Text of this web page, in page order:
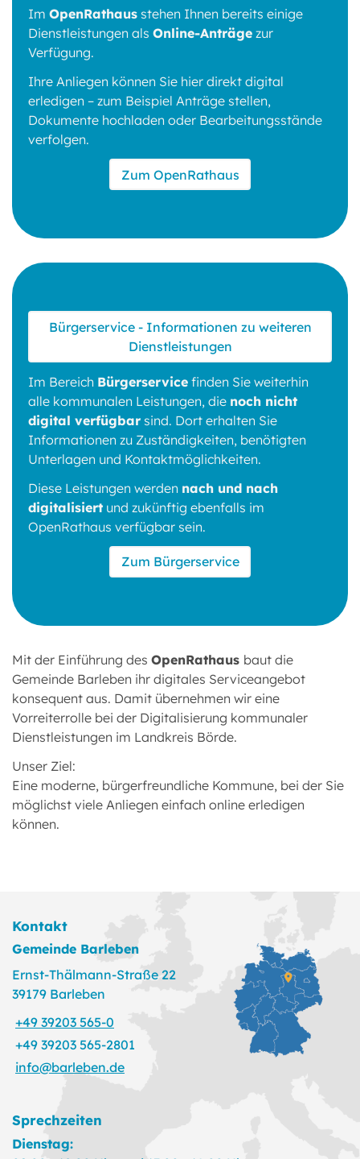
Im OpenRathaus stehen Ihnen bereits einige
Dienstleistungen als Online-Anträge zur
Verfügung.
Ihre Anliegen können Sie hier direkt digital
erledigen – zum Beispiel Anträge stellen,
Dokumente hochladen oder Bearbeitungsstände
verfolgen.
Zum OpenRathaus
Bürgerservice - Informationen zu weiteren
Dienstleistungen
Im Bereich Bürgerservice finden Sie weiterhin
alle kommunalen Leistungen, die noch nicht
digital verfügbar sind. Dort erhalten Sie
Informationen zu Zuständigkeiten, benötigten
Unterlagen und Kontaktmöglichkeiten.
Diese Leistungen werden nach und nach
digitalisiert und zukünftig ebenfalls im
OpenRathaus verfügbar sein.
Zum Bürgerservice
Mit der Einführung des OpenRathaus baut die
Gemeinde Barleben ihr digitales Serviceangebot
konsequent aus. Damit übernehmen wir eine
Vorreiterrolle bei der Digitalisierung kommunaler
Dienstleistungen im Landkreis Börde.
Unser Ziel:
Eine moderne, bürgerfreundliche Kommune, bei der Sie
möglichst viele Anliegen einfach online erledigen
können.
Kontakt
Gemeinde Barleben
Ernst-Thälmann-Straße 22
39179 Barleben
+49 39203 565-0
+49 39203 565-2801
info@barleben.de
Sprechzeiten
Dienstag: